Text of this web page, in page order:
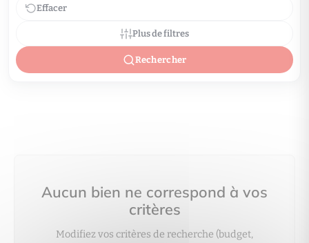
Effacer
Plus de filtres
Rechercher
Aucun bien ne correspond à vos
critères
Modifiez vos critères de recherche (budget,